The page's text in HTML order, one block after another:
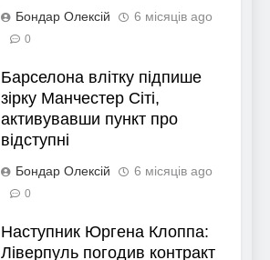
Бондар Олексій 6 місяців ago
0
Барселона влітку підпише
зірку Манчестер Сіті,
активувавши пункт про
відступні
Бондар Олексій 6 місяців ago
0
Наступник Юргена Клоппа:
Ліверпуль погодив контракт